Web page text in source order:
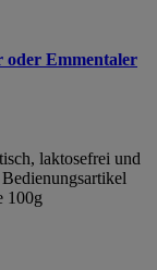
oder Emmentaler
laktosefrei und
100g